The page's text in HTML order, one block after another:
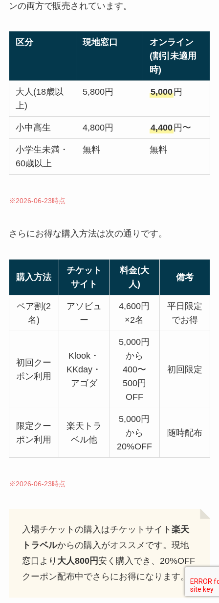
ンの両方で販売されています。
区分 現地窓口
オンライン
(割引未適用
時)
大人(18歳以
上)
5,800円 5,000 円
小中高生 4,800円 4,400 円〜
小学生未満・
60歳以上
無料 無料
※2026-06-23時点
さらにお得な購入方法は次の通りです。
購入方法
チケット
サイト
料金(大
人)
備考
ペア割(2
名)
アソビュ
ー
4,600円
×2名
平日限定
でお得
初回クー
ポン利用
Klook・
KKday・
アゴダ
5,000円
から
400〜
500円
OFF
初回限定
限定クー
ポン利用
楽天トラ
ベル他
5,000円
から
20%OFF
随時配布
※2026-06-23時点
入場チケットの購入はチケットサイト 楽天
トラベルからの購入がオススメです。現地
窓口より 大人800円安く購入でき、20%OFF
クーポン配布中でさらにお得になります。